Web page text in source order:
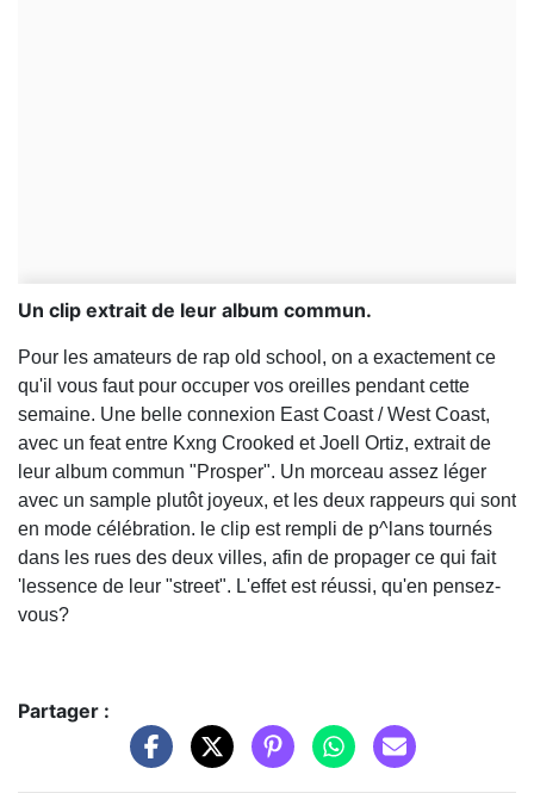
Un clip extrait de leur album commun.
Pour les amateurs de rap old school, on a exactement ce
qu'il vous faut pour occuper vos oreilles pendant cette
semaine. Une belle connexion East Coast / West Coast,
avec un feat entre Kxng Crooked et Joell Ortiz, extrait de
leur album commun "Prosper". Un morceau assez léger
avec un sample plutôt joyeux, et les deux rappeurs qui sont
en mode célébration. le clip est rempli de p^lans tournés
dans les rues des deux villes, afin de propager ce qui fait
'lessence de leur "street". L'effet est réussi, qu'en pensez-
vous?
Partager :